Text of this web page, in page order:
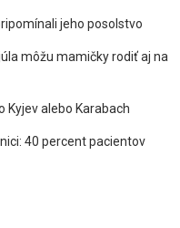
jeho posolstvo
môžu mamičky rodiť aj na
alebo Karabach
40 percent pacientov